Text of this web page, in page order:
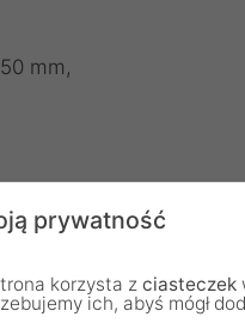
mm,
na końcówki
prywatność
korzysta z ciasteczek
ich, abyś mógł